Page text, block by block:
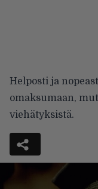
Helposti ja
omaksumaan,
viehätyksistä.